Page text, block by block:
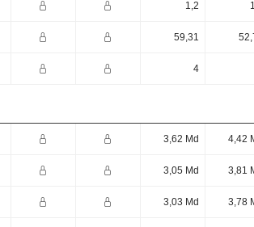
1,2
59,31
4
3,62 Md 4,42
3,05 Md 3,81
3,03 Md 3,78